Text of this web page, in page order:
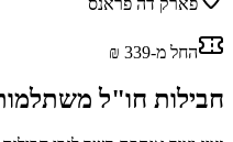
החל מ-‏339 ‏₪
חבילות חו"ל